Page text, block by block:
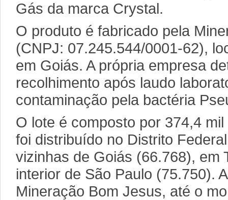
Gás da marca Crystal.
O produto é fabricado pela
(CNPJ: 07.245.544/0001-62),
em Goiás. A própria empresa
recolhimento após laudo
contaminação pela bactéria
O lote é composto por 374,4
foi distribuído no Distrito
vizinhas de Goiás (66.768), em
interior de São Paulo (75.750).
Mineração Bom Jesus, até o